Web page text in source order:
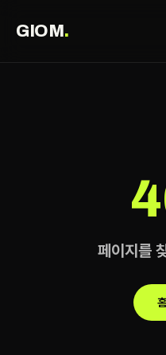
GIOM.
페이지를